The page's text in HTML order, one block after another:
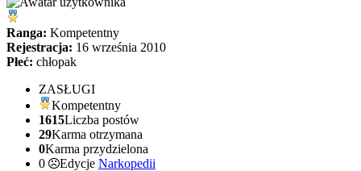
Ranga: Kompetentny
Rejestracja: 16 września 2010
Płeć: chłopak
ZASŁUGI
Kompetentny
1615Liczba postów
29Karma otrzymana
0Karma przydzielona
0
Edycje Narkopedii